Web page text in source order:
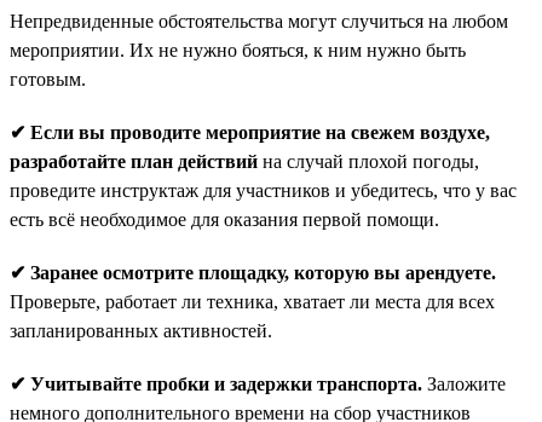
Непредвиденные обстоятельства могут случиться на любом
мероприятии. Их не нужно бояться, к ним нужно быть
готовым.
✔ Если вы проводите мероприятие на свежем воздухе,
разработайте план действий на случай плохой погоды,
проведите инструктаж для участников и убедитесь, что у вас
есть всё необходимое для оказания первой помощи.
✔ Заранее осмотрите площадку, которую вы арендуете.
Проверьте, работает ли техника, хватает ли места для всех
запланированных активностей.
✔ Учитывайте пробки и задержки транспорта. Заложите
немного дополнительного времени на сбор участников